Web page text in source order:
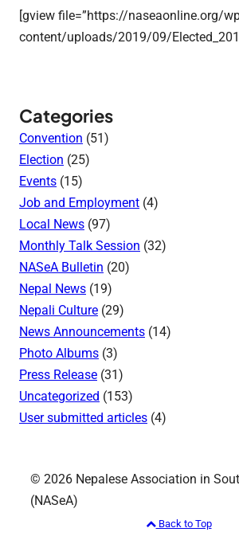
[gview file=”https://naseaonline.org/
content/uploads/2019/09/
Categories
Convention (51)
Election (25)
Events (15)
Job and Employment (4)
Local News (97)
Monthly Talk Session (32)
NASeA Bulletin (20)
Nepal News (19)
Nepali Culture (29)
News Announcements (14)
Photo Albums (3)
Press Release (31)
Uncategorized (153)
User submitted articles (4)
© 2026 Nepalese Association in
(NASeA)
Back to Top